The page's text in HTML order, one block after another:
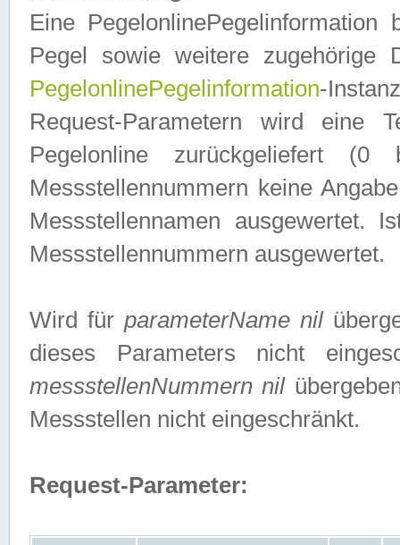
Eine
Pegel sowie weitere zugehörige
PegelonlinePegelinformation-
Request-Parametern wird eine
Pegelonline zurückgeliefert
Messstellennummern keine
Messstellennamen ausgewertet.
Messstellennummern ausgewertet.
Wird fürparameterName nil
dieses Parameters nicht
messstellenNummern nil
Messstellen nicht eingeschränkt.
Request-Parameter: